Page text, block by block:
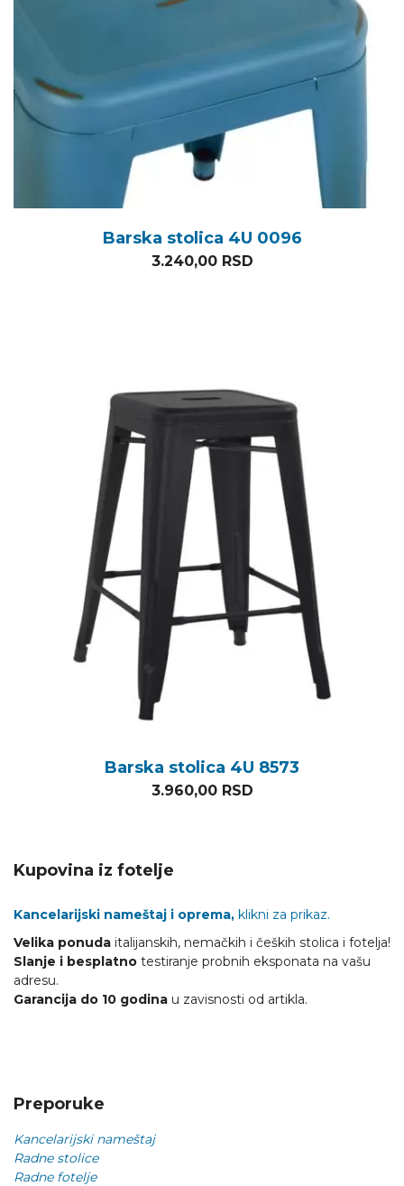
Barska stolica 4U 0096
3.240,00 RSD
Barska stolica 4U 8573
3.960,00 RSD
Kupovina iz fotelje
Kancelarijski nameštaj i oprema, klikni za prikaz.
Velika ponuda italijanskih, nemačkih i čeških stolica i fotelja!
Slanje i besplatno testiranje probnih eksponata na vašu
adresu.
Garancija do 10 godina u zavisnosti od artikla.
Preporuke
Kancelarijski nameštaj
Radne stolice
Radne fotelje